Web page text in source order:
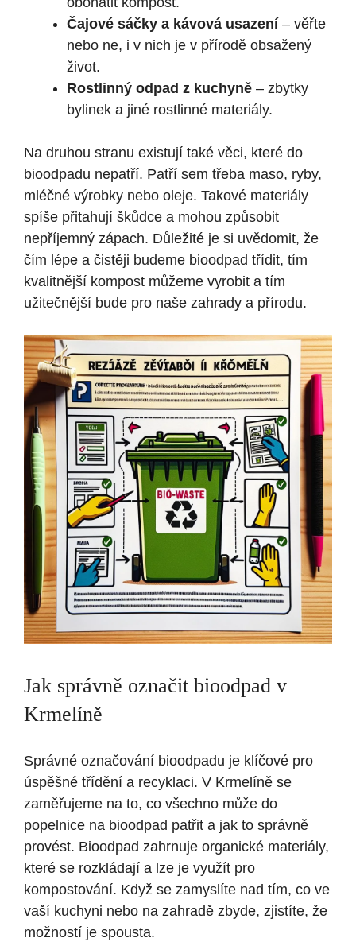
Čajové sáčky a kávová usazení – věřte
nebo ne, i v nich je v přírodě obsažený
život.
Rostlinný odpad z kuchyně – zbytky
bylinek a jiné rostlinné materiály.
Na druhou stranu existují také věci, které do
bioodpadu nepatří. Patří sem třeba maso, ryby,
mléčné výrobky nebo oleje. Takové materiály
spíše přitahují škůdce a mohou způsobit
nepříjemný zápach. Důležité je si uvědomit, že
čím lépe a čistěji budeme bioodpad třídit, tím
kvalitnější kompost můžeme vyrobit a tím
užitečnější bude pro naše zahrady a přírodu.
Jak správně označit bioodpad v
Krmelíně
Správné označování bioodpadu je klíčové pro
úspěšné třídění a recyklaci. V Krmelíně se
zaměřujeme na to, co všechno může do
popelnice na bioodpad patřit a jak to správně
provést. Bioodpad zahrnuje organické materiály,
které se rozkládají a lze je využít pro
kompostování. Když se zamyslíte nad tím, co ve
vaší kuchyni nebo na zahradě zbyde, zjistíte, že
možností je spousta.